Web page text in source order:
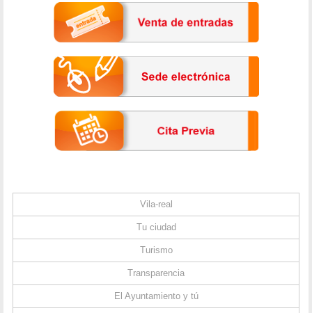
Vila-real
Tu ciudad
Turismo
Transparencia
El Ayuntamiento y tú